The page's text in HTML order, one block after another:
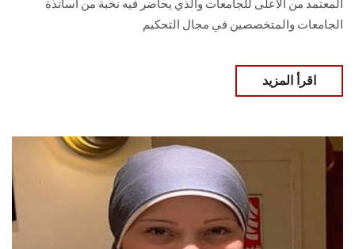
المعتمد من الأعلى للجامعات والذي يحاضر فيه نخبة من أساتذة
الجامعات والمتخصصين في مجال التحكيم
اقرأ المزيد